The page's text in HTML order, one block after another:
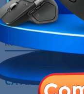
Marque
Garantie
Références spécifiques
10 AUTRES
CATÉGORIE :